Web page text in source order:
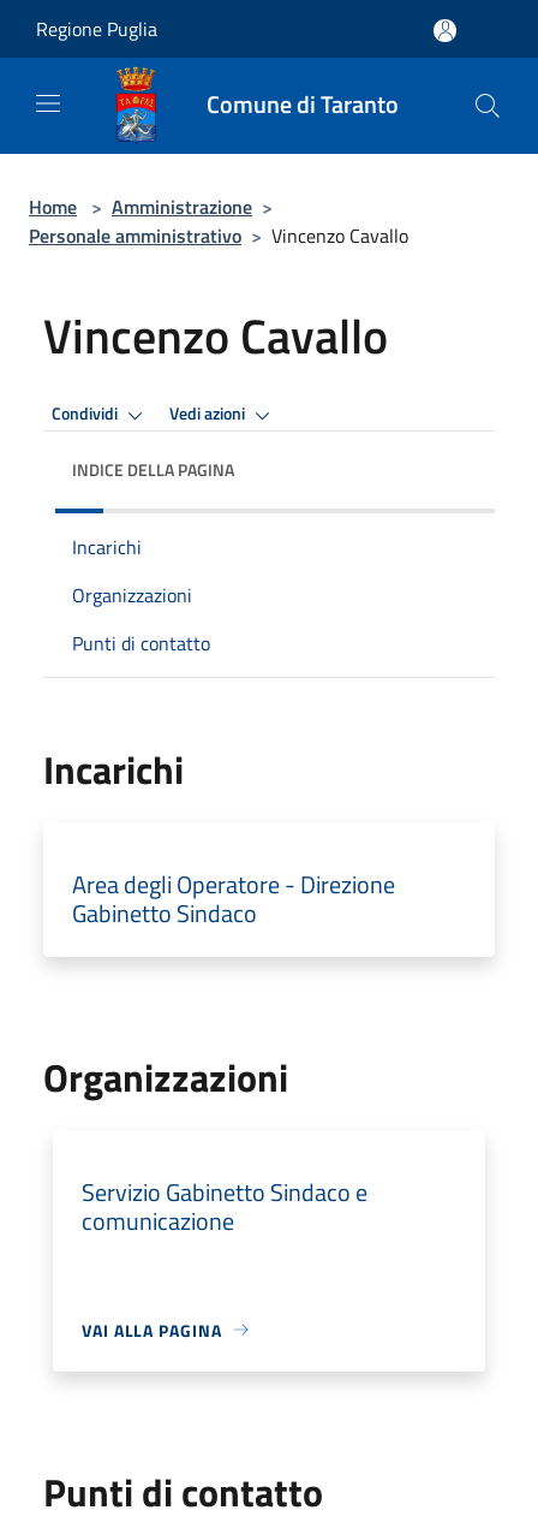
Regione Puglia
Comune di Taranto
Home > Amministrazione >
Personale amministrativo > Vincenzo Cavallo
Vincenzo Cavallo
Condividi Vedi azioni
INDICE DELLA PAGINA
Incarichi
Organizzazioni
Punti di contatto
Incarichi
Area degli Operatore - Direzione
Gabinetto Sindaco
Organizzazioni
Servizio Gabinetto Sindaco e
comunicazione
VAI ALLA PAGINA
Punti di contatto